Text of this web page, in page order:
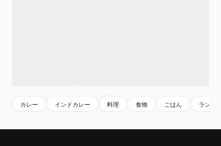
カレー インドカレー 料理 食物 ごはん ランチ